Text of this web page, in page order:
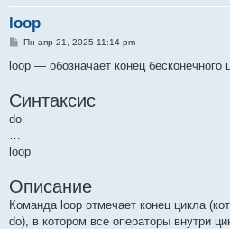
loop
С
о
б
е
н
и
Пн апр 21, 2025 11:14 pm
loop — обозначает конец бесконечного
Синтаксис
do
loop
Описание
Команда loop отмечает конец цикла
do), в котором все операторы внутри